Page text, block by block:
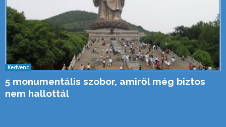
Kedvenc
5 monumentális szobor, amiről még biztos
nem hallottál